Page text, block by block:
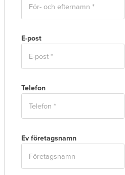
E-post
Telefon
Ev företagsnamn